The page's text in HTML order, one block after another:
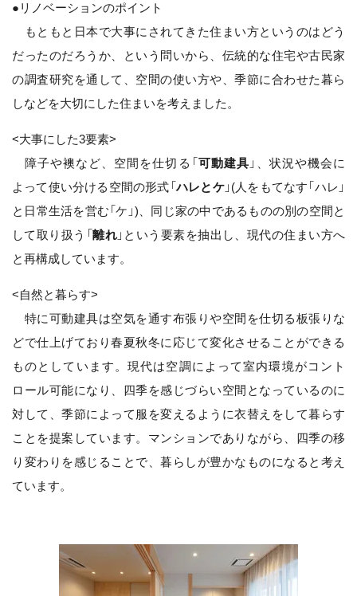
●リノベーションのポイント
もともと日本で大事にされてきた住まい方というのはどう
だったのだろうか、という問いから、伝統的な住宅や古民家
の調査研究を通して、空間の使い方や、季節に合わせた暮ら
しなどを大切にした住まいを考えました。
<大事にした3要素>
障子や襖など、空間を仕切る「 可動建具 」、状況や機会に
よって使い分ける空間の形式「ハレとケ」(人をもてなす「ハレ」
と日常生活を営む「ケ」)、同じ家の中であるものの別の空間と
して取り扱う「離れ 」という要素を抽出し、現代の住まい方へ
と再構成しています。
<自然と暮らす>
特に可動建具は空気を通す布張りや空間を仕切る板張りな
どで仕上げており春夏秋冬に応じて変化させることができる
ものとしています。現代は空調によって室内環境がコント
ロール可能になり、四季を感じづらい空間となっているのに
対して、季節によって服を変えるように衣替えをして暮らす
ことを提案しています。マンションでありながら、四季の移
り変わりを感じることで、暮らしが豊かなものになると考え
ています。